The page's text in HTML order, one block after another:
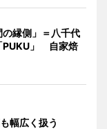
縁側」＝八千代
PUKU」 自家焙
幅広く扱う